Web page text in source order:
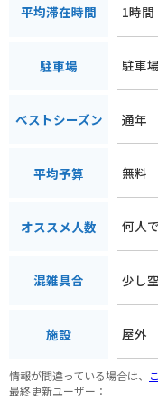
平均滞在時間 1時間
駐車場 駐車
ベストシーズン 通年
平均予算 無料
オススメ人数 何人
混雑具合 少し
施設 屋外
情報が間違っている場合は、
最終更新ユーザー：